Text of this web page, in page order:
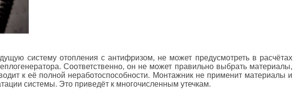
систему отопления с антифризом, не может предусмотреть в расчётах
Соответственно, он не может правильно выбрать материалы,
к её полной неработоспособности. Монтажник не применит материалы и
системы. Это приведёт к многочисленным утечкам.